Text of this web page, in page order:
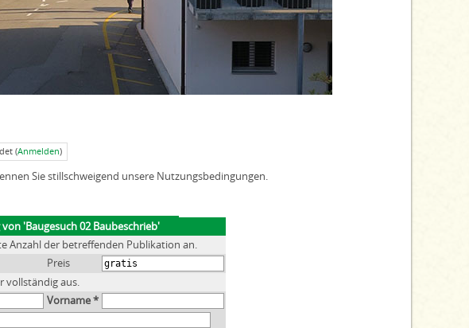
(Anmelden)
Sie stillschweigend unsere Nutzungsbedingungen.
'Baugesuch 02 Baubeschrieb'
Anzahl der betreffenden Publikation an.
Preis
vollständig aus.
Vorname *